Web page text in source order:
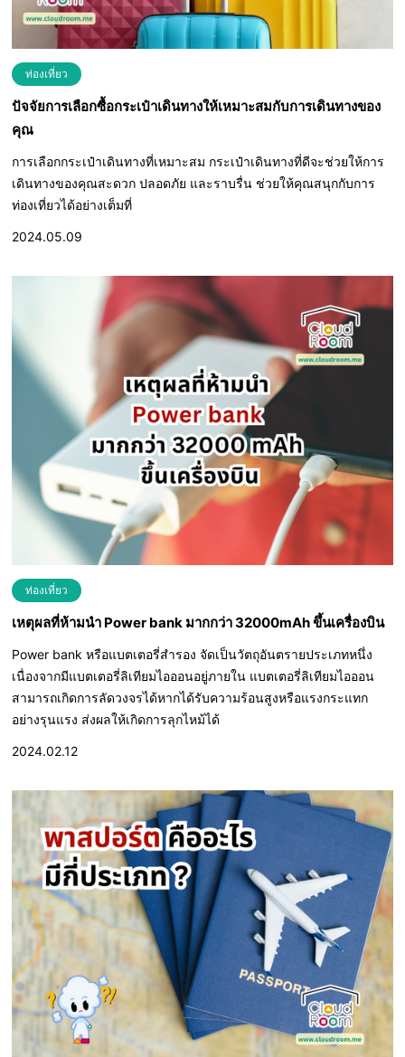
ท่องเที่ยว
ปัจจัยการเลือกซื้อกระเป๋าเดินทางให้เหมาะสมกับการเดินทางของ
คุณ
การเลือกกระเป๋าเดินทางที่เหมาะสม กระเป๋าเดินทางที่ดีจะช่วยให้การ
เดินทางของคุณสะดวก ปลอดภัย และราบรื่น ช่วยให้คุณสนุกกับการ
ท่องเที่ยวได้อย่างเต็มที่
2024.05.09
ท่องเที่ยว
เหตุผลที่ห้ามนำ Power bank มากกว่า 32000mAh ขึ้นเครื่องบิน
Power bank หรือแบตเตอรี่สำรอง จัดเป็นวัตถุอันตรายประเภทหนึ่ง
เนื่องจากมีแบตเตอรี่ลิเทียมไอออนอยู่ภายใน แบตเตอรี่ลิเทียมไอออน
สามารถเกิดการลัดวงจรได้หากได้รับความร้อนสูงหรือแรงกระแทก
อย่างรุนแรง ส่งผลให้เกิดการลุกไหม้ได้
2024.02.12